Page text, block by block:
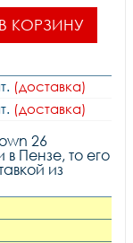
КОРЗИНУ
(доставка)
(доставка)
26
Пензе, то его
из